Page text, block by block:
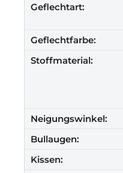
Geflechtart:
Geflechtfarbe:
Stoffmaterial:
Neigungswinkel:
Bullaugen:
Kissen: